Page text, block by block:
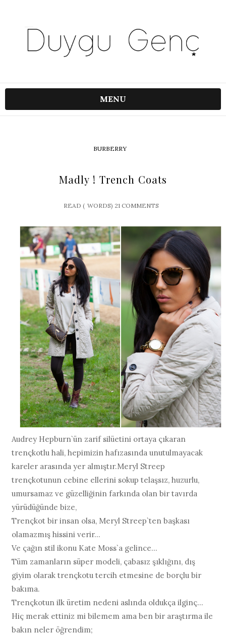
MENU
BURBERRY
Madly ! Trench Coats
READ ( WORDS) 21 COMMENTS
Audrey Hepburn`ün zarif silüetini ortaya çıkaran
trençkotlu hali, hepimizin hafızasında unutulmayacak
kareler arasında yer almıştır.Meryl Streep
trençkotunun cebine ellerini sokup telaşsız, huzurlu,
umursamaz ve güzelliğinin farkında olan bir tavırda
yürüdüğünde bize,
Trençkot bir insan olsa, Meryl Streep`ten başkası
olamazmış hissini verir...
Ve çağın stil ikonu Kate Moss`a gelince…
Tüm zamanların süper modeli, çabasız şıklığını, dış
giyim olarak trençkotu tercih etmesine de borçlu bir
bakıma.
Trençkotun ilk üretim nedeni aslında oldukça ilginç…
Hiç merak ettiniz mi bilemem ama ben bir araştırma ile
bakın neler öğrendim;